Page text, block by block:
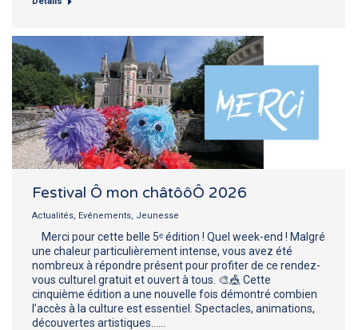
Festival Ô mon châtôôÔ 2026
Actualités, Evénements, Jeunesse
Merci pour cette belle 5ᵉ édition ! Quel week-end ! Malgré
une chaleur particulièrement intense, vous avez été
nombreux à répondre présent pour profiter de ce rendez-
vous culturel gratuit et ouvert à tous. 🎨🎪 Cette
cinquième édition a une nouvelle fois démontré combien
l’accès à la culture est essentiel. Spectacles, animations,
découvertes artistiques……